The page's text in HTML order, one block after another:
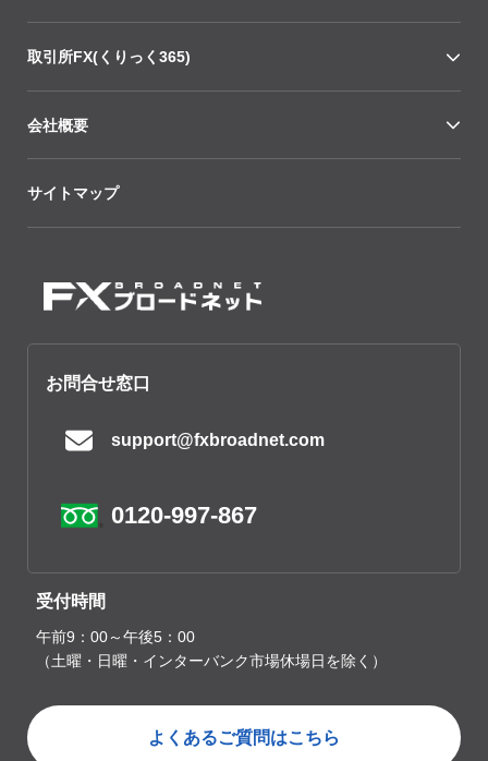
取引所FX(くりっく365)
会社概要
サイトマップ
お問合せ窓口
support@fxbroadnet.com
0120-997-867
受付時間
午前9：00～午後5：00
（土曜・日曜・インターバンク市場休場日を除く）
よくあるご質問はこちら